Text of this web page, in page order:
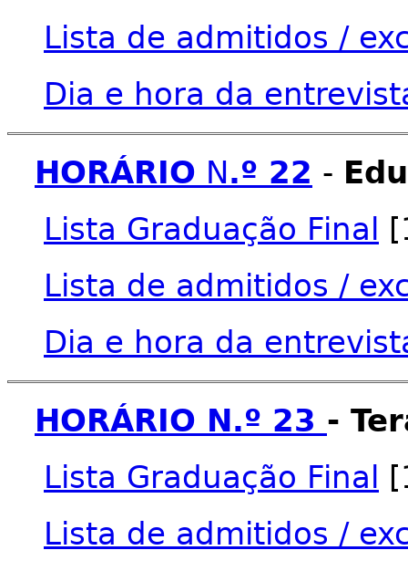
Lista de admitidos /
Dia e hora da
HORÁRIO N.º 22 -
Lista Graduação Final
Lista de admitidos /
Dia e hora da
HORÁRIO N.º 23 -
Lista Graduação Final
Lista de admitidos /